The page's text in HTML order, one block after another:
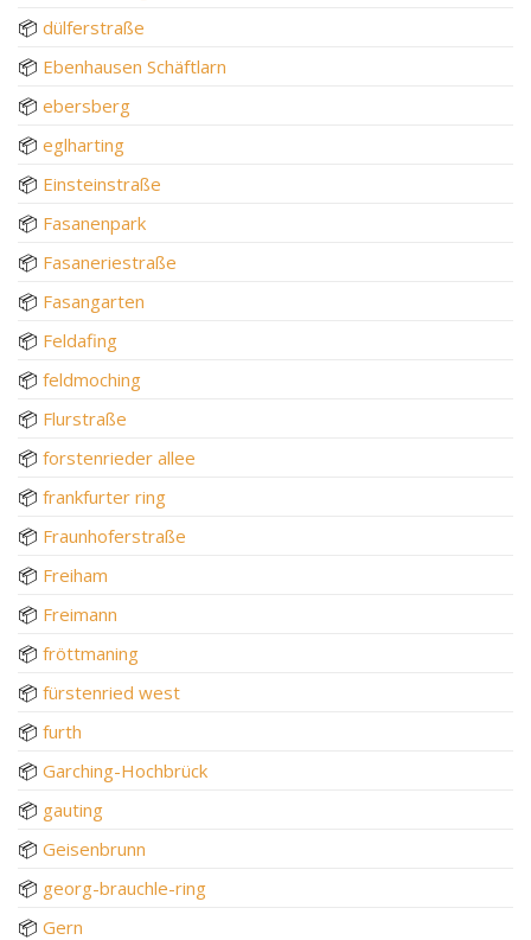
📦 dülferstraße
📦 Ebenhausen Schäftlarn
📦 ebersberg
📦 eglharting
📦 Einsteinstraße
📦 Fasanenpark
📦 Fasaneriestraße
📦 Fasangarten
📦 Feldafing
📦 feldmoching
📦 Flurstraße
📦 forstenrieder allee
📦 frankfurter ring
📦 Fraunhoferstraße
📦 Freiham
📦 Freimann
📦 fröttmaning
📦 fürstenried west
📦 furth
📦 Garching-Hochbrück
📦 gauting
📦 Geisenbrunn
📦 georg-brauchle-ring
📦 Gern